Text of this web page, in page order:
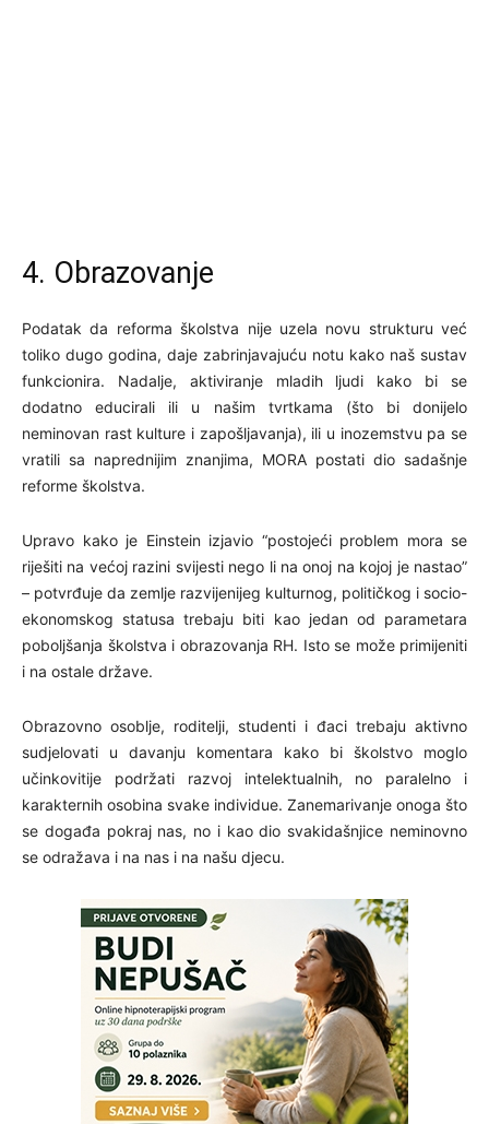
4. Obrazovanje
Podatak da reforma školstva nije uzela novu strukturu već
toliko dugo godina, daje zabrinjavajuću notu kako naš sustav
funkcionira. Nadalje, aktiviranje mladih ljudi kako bi se
dodatno educirali ili u našim tvrtkama (što bi donijelo
neminovan rast kulture i zapošljavanja), ili u inozemstvu pa se
vratili sa naprednijim znanjima, MORA postati dio sadašnje
reforme školstva.
Upravo kako je Einstein izjavio “postojeći problem mora se
riješiti na većoj razini svijesti nego li na onoj na kojoj je nastao”
– potvrđuje da zemlje razvijenijeg kulturnog, političkog i socio-
ekonomskog statusa trebaju biti kao jedan od parametara
poboljšanja školstva i obrazovanja RH. Isto se može primijeniti
i na ostale države.
Obrazovno osoblje, roditelji, studenti i đaci trebaju aktivno
sudjelovati u davanju komentara kako bi školstvo moglo
učinkovitije podržati razvoj intelektualnih, no paralelno i
karakternih osobina svake individue. Zanemarivanje onoga što
se događa pokraj nas, no i kao dio svakidašnjice neminovno
se odražava i na nas i na našu djecu.